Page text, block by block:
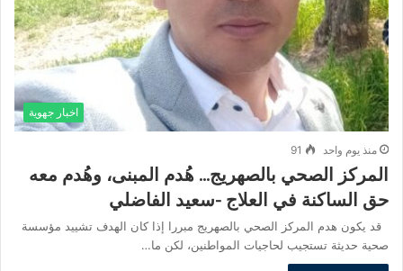
اخبار جهوية
منذ يوم واحد 91
المركز الصحي بالصهريج… هُدم المبنى، وهُدم معه
حق الساكنة في العلاج -سعيد الفاضلي
قد يكون هدم المركز الصحي بالصهريج مبررا إذا كان الهدف تشييد مؤسسة
صحية حديثة تستجيب لحاجيات المواطنين، لكن ما…